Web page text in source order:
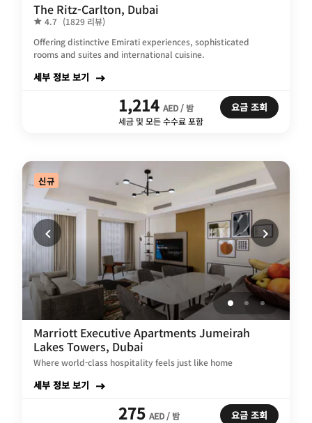
The Ritz-Carlton, Dubai
4.7 (1829 리뷰)
Offering distinctive Emirati experiences, sophisticated
rooms and suites and international cuisine.
세부 정보 보기
1,214 AED / 밤
세금 및 모든 수수료 포함
요금 조회
신규
Marriott Executive Apartments Jumeirah
Lakes Towers, Dubai
Where world-class hospitality feels just like home
세부 정보 보기
275 AED / 밤
요금 조회